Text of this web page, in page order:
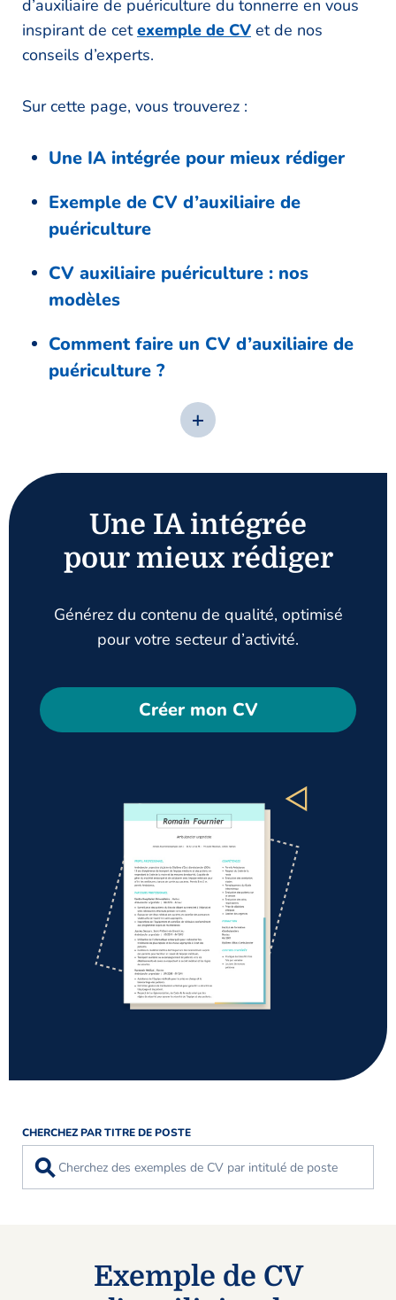
d’auxiliaire de puériculture du tonnerre en vous
inspirant de cetexemple de CV et de nos
conseils d’experts.
Sur cette page, vous trouverez :
Une IA intégrée pour mieux rédiger
Exemple de CV d’auxiliaire de
puériculture
CV auxiliaire puériculture : nos
modèles
Comment faire un CV d’auxiliaire de
puériculture ?
Une IA intégrée
pour mieux rédiger
Générez du contenu de qualité, optimisé
pour votre secteur d’activité.
Créer mon CV
CHERCHEZ PAR TITRE DE POSTE
⚲
Exemple de CV